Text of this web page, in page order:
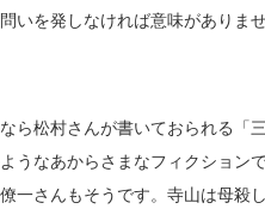
を発しなければ意味がありませ
ら松村さんが書いておられる「
うなあからさまなフィクション
一さんもそうです。寺山は母殺